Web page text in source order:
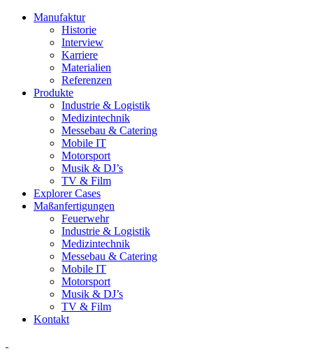
Manufaktur
Historie
Interview
Karriere
Materialien
Referenzen
Produkte
Industrie & Logistik
Medizintechnik
Messebau & Catering
Mobile IT
Motorsport
Musik & DJ’s
TV & Film
Explorer Cases
Maßanfertigungen
Feuerwehr
Industrie & Logistik
Medizintechnik
Messebau & Catering
Mobile IT
Motorsport
Musik & DJ’s
TV & Film
Kontakt